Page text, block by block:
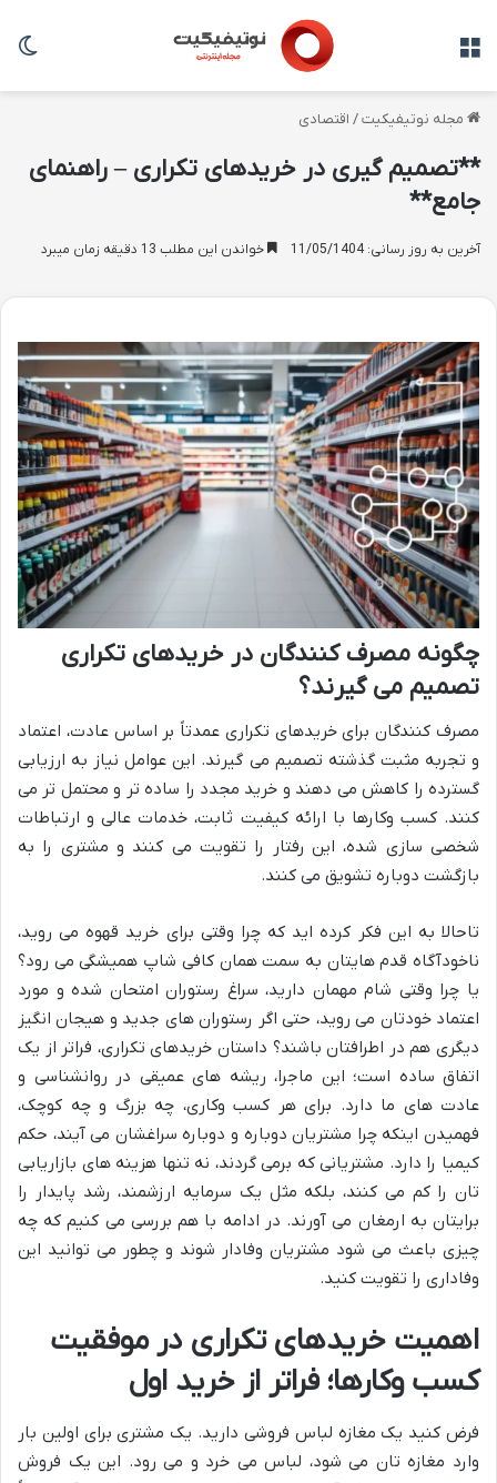
مجله نوتیفیکیت/ اقتصادی
**تصمیم گیری در خریدهای تکراری – راهنمای
جامع**
آخرین به روز رسانی: 11/05/1404 خواندن این مطلب 13 دقیقه زمان میبرد
چگونه مصرف کنندگان در خریدهای تکراری
تصمیم می گیرند؟
مصرف کنندگان برای خریدهای تکراری عمدتاً بر اساس عادت، اعتماد
و تجربه مثبت گذشته تصمیم می گیرند. این عوامل نیاز به ارزیابی
گسترده را کاهش می دهند و خرید مجدد را ساده تر و محتمل تر می
کنند. کسب وکارها با ارائه کیفیت ثابت، خدمات عالی و ارتباطات
شخصی سازی شده، این رفتار را تقویت می کنند و مشتری را به
بازگشت دوباره تشویق می کنند.
تاحالا به این فکر کرده اید که چرا وقتی برای خرید قهوه می روید،
ناخودآگاه قدم هایتان به سمت همان کافی شاپ همیشگی می رود؟
یا چرا وقتی شام مهمان دارید، سراغ رستوران امتحان شده و مورد
اعتماد خودتان می روید، حتی اگر رستوران های جدید و هیجان انگیز
دیگری هم در اطرافتان باشند؟ داستان خریدهای تکراری، فراتر از یک
اتفاق ساده است؛ این ماجرا، ریشه های عمیقی در روانشناسی و
عادت های ما دارد. برای هر کسب وکاری، چه بزرگ و چه کوچک،
فهمیدن اینکه چرا مشتریان دوباره و دوباره سراغشان می آیند، حکم
کیمیا را دارد. مشتریانی که برمی گردند، نه تنها هزینه های بازاریابی
تان را کم می کنند، بلکه مثل یک سرمایه ارزشمند، رشد پایدار را
برایتان به ارمغان می آورند. در ادامه با هم بررسی می کنیم که چه
چیزی باعث می شود مشتریان وفادار شوند و چطور می توانید این
وفاداری را تقویت کنید.
اهمیت خریدهای تکراری در موفقیت
کسب وکارها؛ فراتر از خرید اول
فرض کنید یک مغازه لباس فروشی دارید. یک مشتری برای اولین بار
وارد مغازه تان می شود، لباس می خرد و می رود. این یک فروش